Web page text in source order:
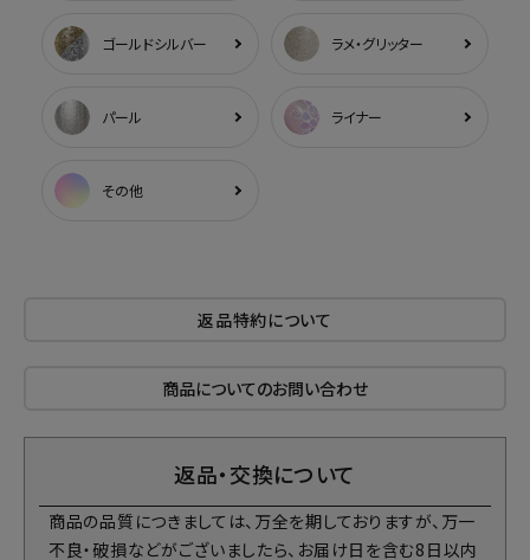
ゴールドシルバー ラメ・グリッター
パール ライナー
その他
返品特約について
商品についてのお問い合わせ
返品・交換について
商品の品質につきましては、万全を期しておりますが、万一
不良・破損などがございましたら、お届け日を含む8日以内